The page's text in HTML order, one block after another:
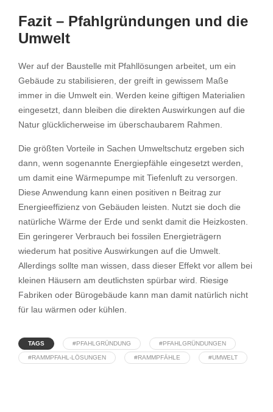
Fazit – Pfahlgründungen und die
Umwelt
Wer auf der Baustelle mit Pfahllösungen arbeitet, um ein
Gebäude zu stabilisieren, der greift in gewissem Maße
immer in die Umwelt ein. Werden keine giftigen Materialien
eingesetzt, dann bleiben die direkten Auswirkungen auf die
Natur glücklicherweise im überschaubarem Rahmen.
Die größten Vorteile in Sachen Umweltschutz ergeben sich
dann, wenn sogenannte Energiepfähle eingesetzt werden,
um damit eine Wärmepumpe mit Tiefenluft zu versorgen.
Diese Anwendung kann einen positiven n Beitrag zur
Energieeffizienz von Gebäuden leisten. Nutzt sie doch die
natürliche Wärme der Erde und senkt damit die Heizkosten.
Ein geringerer Verbrauch bei fossilen Energieträgern
wiederum hat positive Auswirkungen auf die Umwelt.
Allerdings sollte man wissen, dass dieser Effekt vor allem bei
kleinen Häusern am deutlichsten spürbar wird. Riesige
Fabriken oder Bürogebäude kann man damit natürlich nicht
für lau wärmen oder kühlen.
TAGS #PFAHLGRÜNDUNG #PFAHLGRÜNDUNGEN
#RAMMPFAHL-LÖSUNGEN #RAMMPFÄHLE #UMWELT